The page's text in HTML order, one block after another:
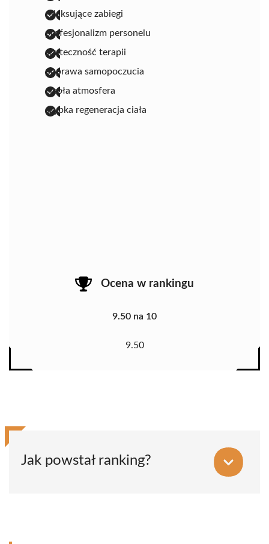
relaksujące zabiegi
profesjonalizm personelu
skuteczność terapii
poprawa samopoczucia
ciepła atmosfera
szybka regeneracja ciała
Ocena w rankingu
9.50 na 10
9.50
Jak powstał ranking?